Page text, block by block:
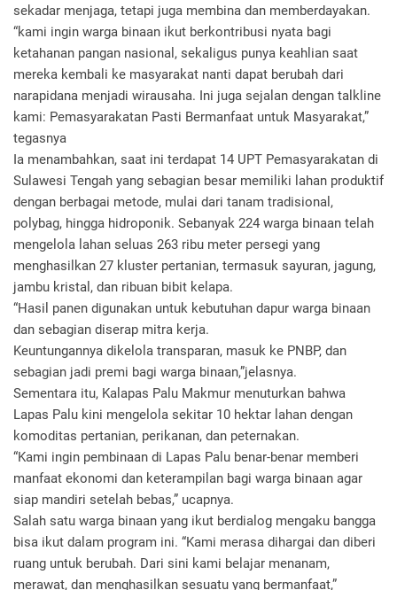
sekadar menjaga, tetapi juga membina dan memberdayakan.
“kami ingin warga binaan ikut berkontribusi nyata bagi
ketahanan pangan nasional, sekaligus punya keahlian saat
mereka kembali ke masyarakat nanti dapat berubah dari
narapidana menjadi wirausaha. Ini juga sejalan dengan talkline
kami: Pemasyarakatan Pasti Bermanfaat untuk Masyarakat,”
tegasnya
Ia menambahkan, saat ini terdapat 14 UPT Pemasyarakatan di
Sulawesi Tengah yang sebagian besar memiliki lahan produktif
dengan berbagai metode, mulai dari tanam tradisional,
polybag, hingga hidroponik. Sebanyak 224 warga binaan telah
mengelola lahan seluas 263 ribu meter persegi yang
menghasilkan 27 kluster pertanian, termasuk sayuran, jagung,
jambu kristal, dan ribuan bibit kelapa.
“Hasil panen digunakan untuk kebutuhan dapur warga binaan
dan sebagian diserap mitra kerja.
Keuntungannya dikelola transparan, masuk ke PNBP, dan
sebagian jadi premi bagi warga binaan,”jelasnya.
Sementara itu, Kalapas Palu Makmur menuturkan bahwa
Lapas Palu kini mengelola sekitar 10 hektar lahan dengan
komoditas pertanian, perikanan, dan peternakan.
“Kami ingin pembinaan di Lapas Palu benar-benar memberi
manfaat ekonomi dan keterampilan bagi warga binaan agar
siap mandiri setelah bebas,” ucapnya.
Salah satu warga binaan yang ikut berdialog mengaku bangga
bisa ikut dalam program ini. “Kami merasa dihargai dan diberi
ruang untuk berubah. Dari sini kami belajar menanam,
merawat, dan menghasilkan sesuatu yang bermanfaat,”